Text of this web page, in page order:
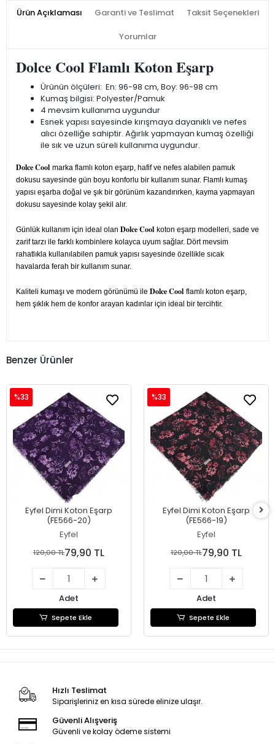
Ürün Açıklaması Garanti ve Teslimat Taksit Seçenekleri
Yorumlar
Dolce Cool Flamlı Koton Eşarp
Ürünün ölçüleri: En: 96-98 cm, Boy: 96-98 cm
Kumaş bilgisi: Polyester/Pamuk
4 mevsim kullanıma uygundur
Esnek yapısı sayesinde kırışmaya dayanıklı ve nefes
alıcı özelliğe sahiptir. Ağırlık yapmayan kumaş özelliği
ile sık ve uzun süreli kullanıma uygundur.
Dolce Cool marka flamlı koton eşarp, hafif ve nefes alabilen pamuk
dokusu sayesinde gün boyu konforlu bir kullanım sunar. Flamlı kumaş
yapısı eşarba doğal ve şık bir görünüm kazandırırken, kayma yapmayan
dokusu sayesinde kolay şekil alır.
Günlük kullanım için ideal olan Dolce Cool koton eşarp modelleri, sade ve
zarif tarzı ile farklı kombinlere kolayca uyum sağlar. Dört mevsim
rahatlıkla kullanılabilen pamuk yapısı sayesinde özellikle sıcak
havalarda ferah bir kullanım sunar.
Kaliteli kumaşı ve modern görünümü ile Dolce Cool flamlı koton eşarp,
hem şıklık hem de konfor arayan kadınlar için ideal bir tercihtir.
Benzer Ürünler
Eyfel Dimi Koton Eşarp
(FE566-20)
Eyfel
%33
120,00 TL79,90 TL
Adet
Sepete Ekle
Eyfel Dimi Koton Eşarp
(FE566-19)
Eyfel
%33
120,00 TL79,90 TL
Adet
Sepete Ekle
Hızlı Teslimat
Siparişleriniz en kısa sürede elinize ulaşır.
Güvenli Alışveriş
Güvenli ve kolay ödeme sistemi